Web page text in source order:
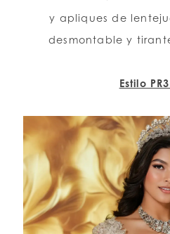
y apliques de
desmontable y
Estilo